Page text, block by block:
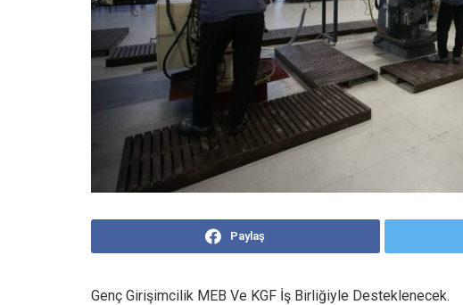
Paylaş
Genç Girişimcilik MEB Ve KGF İş Birliğiyle Desteklenecek.